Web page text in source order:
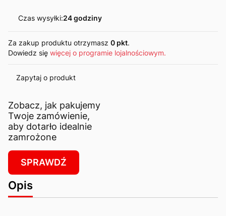
Czas wysyłki:24 godziny
Za zakup produktu otrzymasz 0 pkt.
Dowiedz się więcej o programie lojalnościowym.
Zapytaj o produkt
Zobacz, jak pakujemy
Twoje zamówienie,
aby dotarło idealnie
zamrożone
SPRAWDŹ
Opis